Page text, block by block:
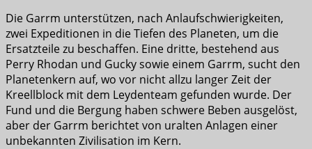
Die Garrm unterstützen, nach Anlaufschwierigkeiten,
zwei Expeditionen in die Tiefen des Planeten, um die
Ersatzteile zu beschaffen. Eine dritte, bestehend aus
Perry Rhodan und Gucky sowie einem Garrm, sucht den
Planetenkern auf, wo vor nicht allzu langer Zeit der
Kreellblock mit dem Leydenteam gefunden wurde. Der
Fund und die Bergung haben schwere Beben ausgelöst,
aber der Garrm berichtet von uralten Anlagen einer
unbekannten Zivilisation im Kern.